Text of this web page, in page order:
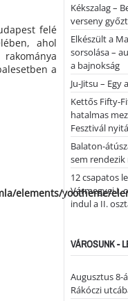
felé
ahol
a
elements/yootheme/
Kékszalag –
verseny
Elkészült a
sorsolása –
a bajnokság
Ju-Jitsu – Egy
Kettős Fifty-
hatalmas
Fesztivál
Balaton-
sem
12 csapatos
Vármegyei I.
indul a II.
VÁROSUNK -
Augusztus 8-
Rákóczi